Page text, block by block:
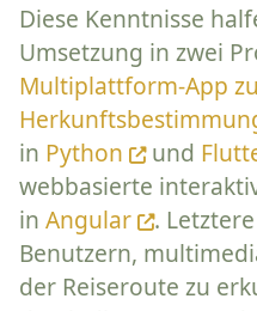
Diese Kenntnisse
Umsetzung in zwei
Multiplattform-App
in Python und
webbasierte
in Angular
.
Benutzern,
der Reiseroute zu